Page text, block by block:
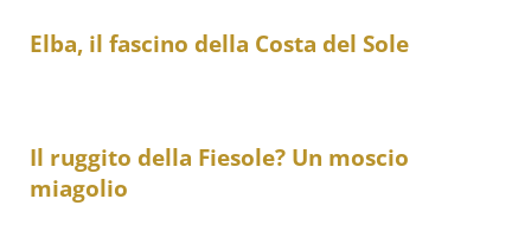
Elba, il fascino della Costa del Sole
Il ruggito della Fiesole? Un moscio
miagolio